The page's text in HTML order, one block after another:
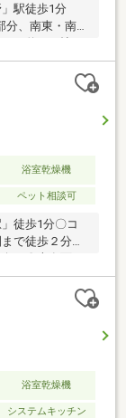
駅徒歩1分
、南東・南西
・約19.2帖の
式床暖房・明
ガラストップ
ク・ミストサウ
鏡付洗面化粧
のハイサッ
広く使える逆
（細則あ
ーニング済
浴室乾燥機
ペット相談可
徒歩1分〇コ
で徒歩２分〇
〇専有面
浴室乾燥機
システムキッチン